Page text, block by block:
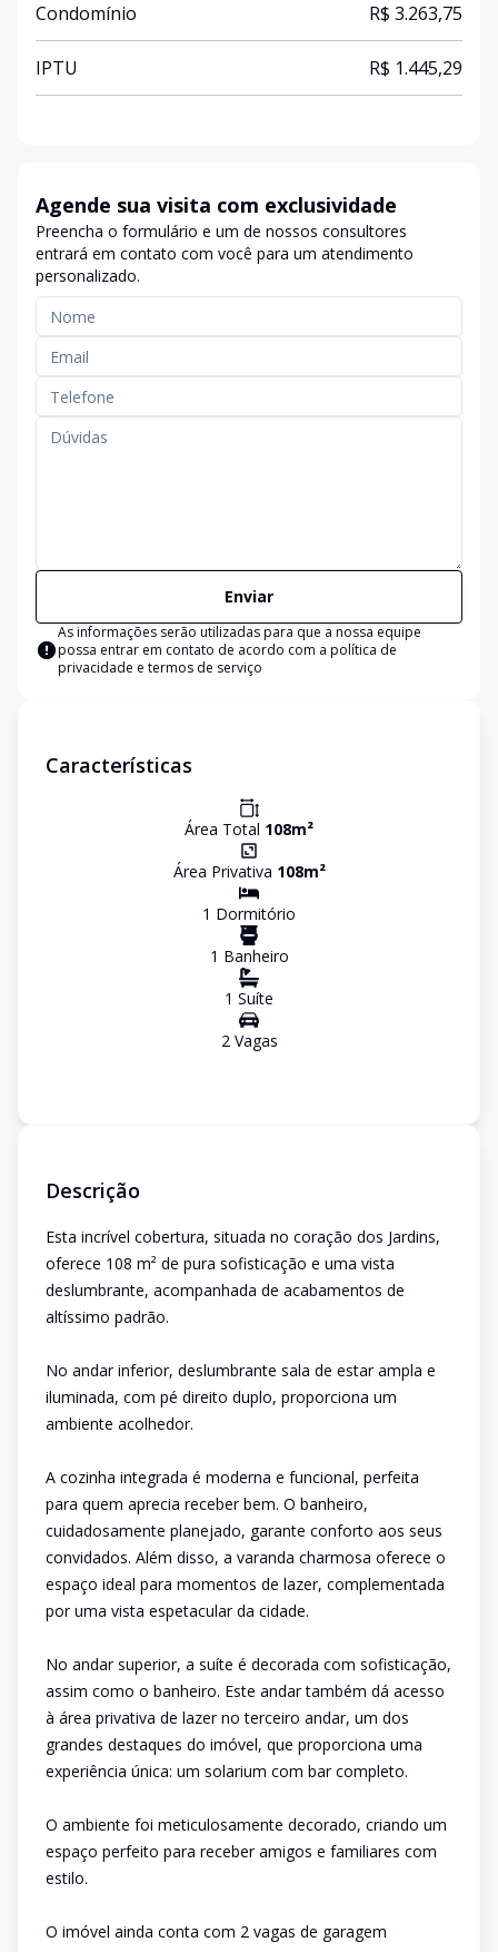
Condomínio R$ 3.263,75
IPTU R$ 1.445,29
Agende sua visita com exclusividade
Preencha o formulário e um de nossos consultores
entrará em contato com você para um atendimento
personalizado.
Enviar
As informações serão utilizadas para que a nossa equipe
possa entrar em contato de acordo com a política de
privacidade e termos de serviço
Características
Área Total 108m²
Área Privativa 108m²
1 Dormitório
1 Banheiro
1 Suíte
2Vagas
Descrição
Esta incrível cobertura, situada no coração dos Jardins,
oferece 108 m² de pura sofisticação e uma vista
deslumbrante, acompanhada de acabamentos de
altíssimo padrão.
No andar inferior, deslumbrante sala de estar ampla e
iluminada, com pé direito duplo, proporciona um
ambiente acolhedor.
A cozinha integrada é moderna e funcional, perfeita
para quem aprecia receber bem. O banheiro,
cuidadosamente planejado, garante conforto aos seus
convidados. Além disso, a varanda charmosa oferece o
espaço ideal para momentos de lazer, complementada
por uma vista espetacular da cidade.
No andar superior, a suíte é decorada com sofisticação,
assim como o banheiro. Este andar também dá acesso
à área privativa de lazer no terceiro andar, um dos
grandes destaques do imóvel, que proporciona uma
experiência única: um solarium com bar completo.
O ambiente foi meticulosamente decorado, criando um
espaço perfeito para receber amigos e familiares com
estilo.
O imóvel ainda conta com 2 vagas de garagem